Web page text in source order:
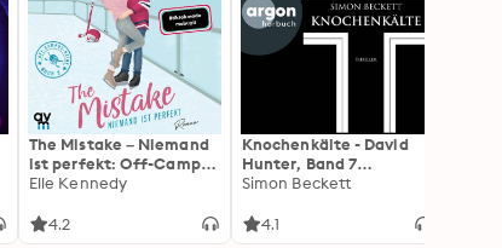
The Mistake – Niemand
ist perfekt: Off-Campus
2 | Roman
Elle Kennedy
4.2
Knochenkälte - David
Hunter, Band 7
(Ungekürzte Lesung)
Simon Beckett
4.1